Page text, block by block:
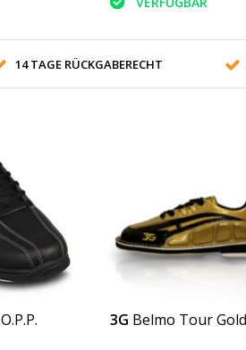
14 TAGE RÜCKGABERECHT
O.P.P. 3G Belmo Tour Gold